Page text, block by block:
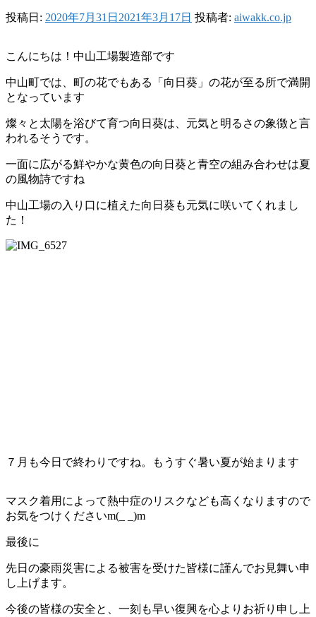
投稿日: 2020年7月31日 2021年3月17日 投稿者: aiwakk.co.jp
こんにちは！中山工場製造部です
中山町では、町の花でもある「向日葵」の花が至る所で満開
となっています
燦々と太陽を浴びて育つ向日葵は、元気と明るさの象徴と言
われるそうです。
一面に広がる鮮やかな黄色の向日葵と青空の組み合わせは夏
の風物詩ですね
中山工場の入り口に植えた向日葵も元気に咲いてくれまし
た！
７月も今日で終わりですね。もうすぐ暑い夏が始まります
マスク着用によって熱中症のリスクなども高くなりますので
お気をつけくださいm(_ _)m
最後に
先日の豪雨災害による被害を受けた皆様に謹んでお見舞い申
し上げます。
今後の皆様の安全と、一刻も早い復興を心よりお祈り申し上